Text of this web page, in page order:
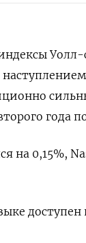
года
на 0,15%,
доступен